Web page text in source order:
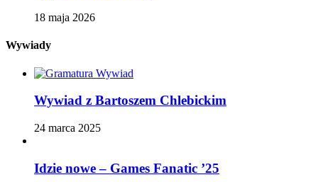
18 maja 2026
Wywiady
Wywiad z Bartoszem Chlebickim
24 marca 2025
Idzie nowe – Games Fanatic ’25